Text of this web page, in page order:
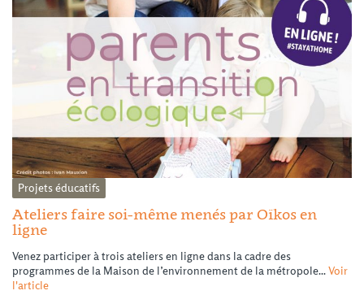
Projets éducatifs
Ateliers faire soi-même menés par Oïkos en
ligne
Venez participer à trois ateliers en ligne dans la cadre des
programmes de la Maison de l’environnement de la métropole...Voir
l'article